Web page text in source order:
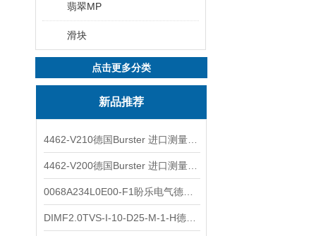
翡翠MP
滑块
点击更多分类
新品推荐